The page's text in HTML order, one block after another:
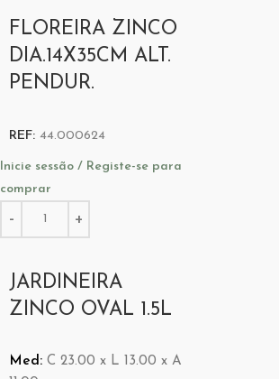
FLOREIRA ZINCO
DIA.14X35CM ALT.
PENDUR.
REF: 44.000624
Inicie sessão / Registe-se para
comprar
JARDINEIRA
ZINCO OVAL 1.5L
Med: C 23.00 x L 13.00 x A